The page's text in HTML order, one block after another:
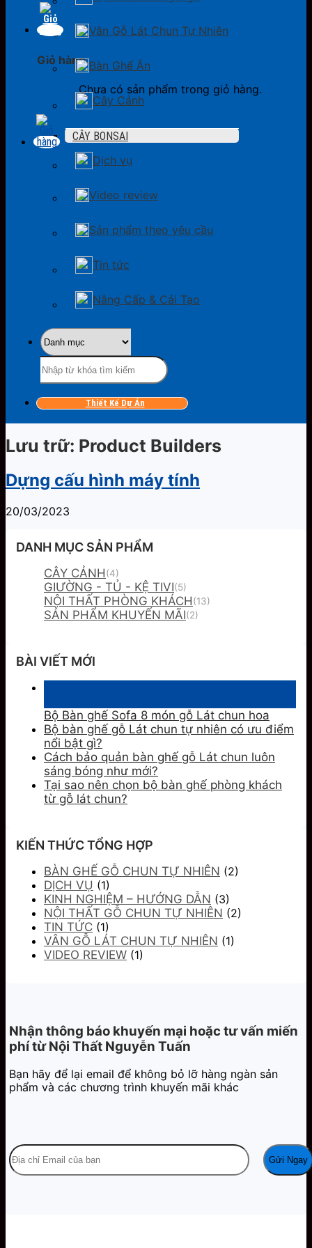
Giỏ hàng
Chưa có sản phẩm trong giỏ hàng.
Vân Gỗ Lát Chun Tự Nhiên
Bàn Ghế Ăn
Cây Cảnh
CÂY BONSAI
Dịch vụ
Video review
Sản phẩm theo yêu cầu
Tin tức
Nâng Cấp & Cải Tạo
kiếm:
Thiết Kế Dự Án
Lưu trữ: Product Builders
Dựng cấu hình máy tính
20/03/2023
DANH MỤC SẢN PHẨM
CÂY CẢNH(4)
GIƯỜNG - TỦ - KỆ TIVI(5)
NỘI THẤT PHÒNG KHÁCH(13)
SẢN PHẨM KHUYẾN MÃI(2)
BÀI VIẾT MỚI
Bộ Bàn ghế Sofa 8 món gỗ Lát chun hoa
Bộ bàn ghế gỗ Lát chun tự nhiên có ưu điểm
nổi bật gì?
Cách bảo quản bàn ghế gỗ Lát chun luôn
sáng bóng như mới?
Tại sao nên chọn bộ bàn ghế phòng khách
từ gỗ lát chun?
KIẾN THỨC TỔNG HỢP
BÀN GHẾ GỖ CHUN TỰ NHIÊN (2)
DỊCH VỤ (1)
KINH NGHIỆM – HƯỚNG DẪN (3)
NỘI THẤT GỖ CHUN TỰ NHIÊN (2)
TIN TỨC (1)
VÂN GỖ LÁT CHUN TỰ NHIÊN (1)
VIDEO REVIEW (1)
Nhận thông báo khuyến mại hoặc tư vấn miến
phí từ Nội Thất Nguyễn Tuấn
Bạn hãy để lại email để không bỏ lỡ hàng ngàn sản
phẩm và các chương trình khuyến mãi khác